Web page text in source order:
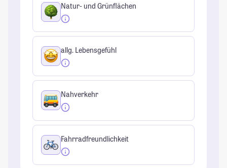
Natur- und Grünflächen
allg. Lebensgefühl
Nahverkehr
Fahrradfreundlichkeit